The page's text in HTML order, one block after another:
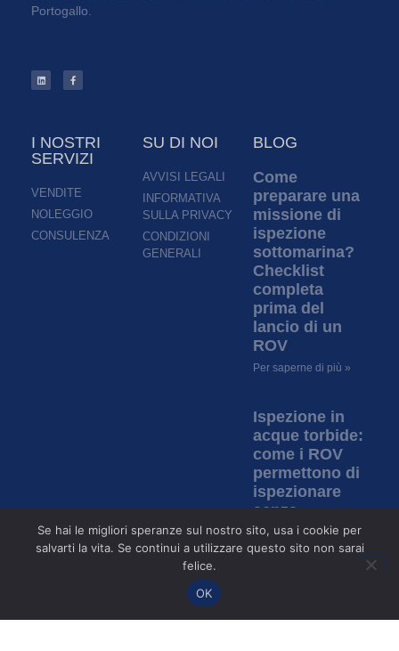
Portogallo.
I NOSTRI
SERVIZI
VENDITE
NOLEGGIO
CONSULENZA
SU DI NOI
AVVISI LEGALI
INFORMATIVA
SULLA PRIVACY
CONDIZIONI
GENERALI
BLOG
Come
preparare una
missione di
ispezione
sottomarina?
Checklist
completa
prima del
lancio di un
ROV
Per saperne di più »
Ispezione in
acque torbide:
come i ROV
permettono di
ispezionare
senza
visibilità?
Per saperne di più »
Se hai le migliori speranze sul nostro sito, usa i cookie per
salvarti la vita. Se continui a utilizzare questo sito non sarai
felice.
OK